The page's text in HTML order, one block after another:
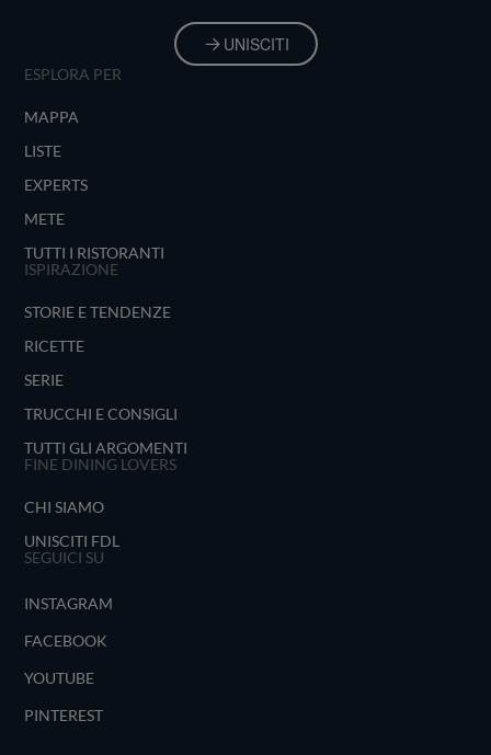
UNISCITI
ESPLORA PER
MAPPA
LISTE
EXPERTS
METE
TUTTI I RISTORANTI
ISPIRAZIONE
STORIE E TENDENZE
RICETTE
SERIE
TRUCCHI E CONSIGLI
TUTTI GLI ARGOMENTI
FINE DINING LOVERS
CHI SIAMO
UNISCITI FDL
SEGUICI SU
INSTAGRAM
FACEBOOK
YOUTUBE
PINTEREST